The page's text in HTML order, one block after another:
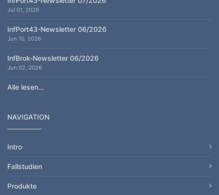
Jul 01, 2026
InfPort43-Newsletter 06/2026
Jun 10, 2026
InfBrok-Newsletter 06/2026
Jun 02, 2026
Alle lesen...
NAVIGATION
Intro
Fallstudien
Produkte